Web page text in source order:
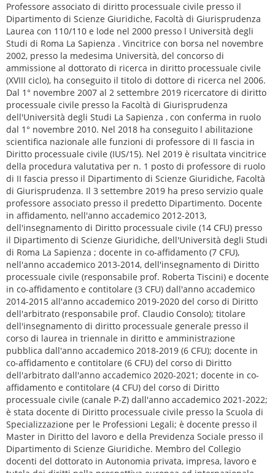
Professore associato di diritto processuale civile presso il
Dipartimento di Scienze Giuridiche, Facoltà di Giurisprudenza
Laurea con 110/110 e lode nel 2000 presso l Università degli
Studi di Roma La Sapienza . Vincitrice con borsa nel novembre
2002, presso la medesima Università, del concorso di
ammissione al dottorato di ricerca in diritto processuale civile
(XVIII ciclo), ha conseguito il titolo di dottore di ricerca nel 2006.
Dal 1° novembre 2007 al 2 settembre 2019 ricercatore di diritto
processuale civile presso la Facoltà di Giurisprudenza
dell'Università degli Studi La Sapienza , con conferma in ruolo
dal 1° novembre 2010. Nel 2018 ha conseguito l abilitazione
scientifica nazionale alle funzioni di professore di II fascia in
Diritto processuale civile (IUS/15). Nel 2019 è risultata vincitrice
della procedura valutativa per n. 1 posto di professore di ruolo
di II fascia presso il Dipartimento di Scienze Giuridiche, Facoltà
di Giurisprudenza. Il 3 settembre 2019 ha preso servizio quale
professore associato presso il predetto Dipartimento. Docente
in affidamento, nell'anno accademico 2012-2013,
dell'insegnamento di Diritto processuale civile (14 CFU) presso
il Dipartimento di Scienze Giuridiche, dell'Università degli Studi
di Roma La Sapienza ; docente in co-affidamento (7 CFU),
nell'anno accademico 2013-2014, dell'insegnamento di Diritto
processuale civile (responsabile prof. Roberta Tiscini) e docente
in co-affidamento e contitolare (3 CFU) dall'anno accademico
2014-2015 all'anno accademico 2019-2020 del corso di Diritto
dell'arbitrato (responsabile prof. Claudio Consolo); titolare
dell'insegnamento di diritto processuale generale presso il
corso di laurea in triennale in diritto e amministrazione
pubblica dall'anno accademico 2018-2019 (6 CFU); docente in
co-affidamento e contitolare (6 CFU) del corso di Diritto
dell'arbitrato dall'anno accademico 2020-2021; docente in co-
affidamento e contitolare (4 CFU) del corso di Diritto
processuale civile (canale P-Z) dall'anno accademico 2021-2022;
è stata docente di Diritto processuale civile presso la Scuola di
Specializzazione per le Professioni Legali; è docente presso il
Master in Diritto del lavoro e della Previdenza Sociale presso il
Dipartimento di Scienze Giuridiche. Membro del Collegio
docenti del dottorato in Autonomia privata, impresa, lavoro e